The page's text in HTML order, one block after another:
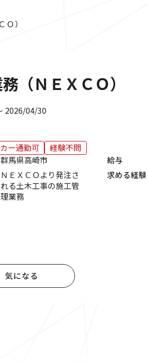
）
（ＮＥＸＣＯ）
2026/04/30
ー通勤可
経験不問
群馬県高崎市 給与
ＮＥＸＣＯより発注さ
れる土木工事の施工管
理業務
求める経験
気になる